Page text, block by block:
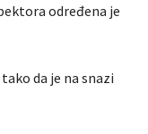
određena je
da je na snazi